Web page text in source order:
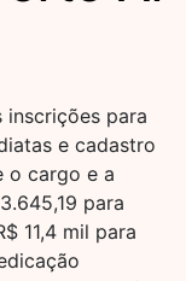
para
e cadastro
o cargo e a
para
11,4 mil para